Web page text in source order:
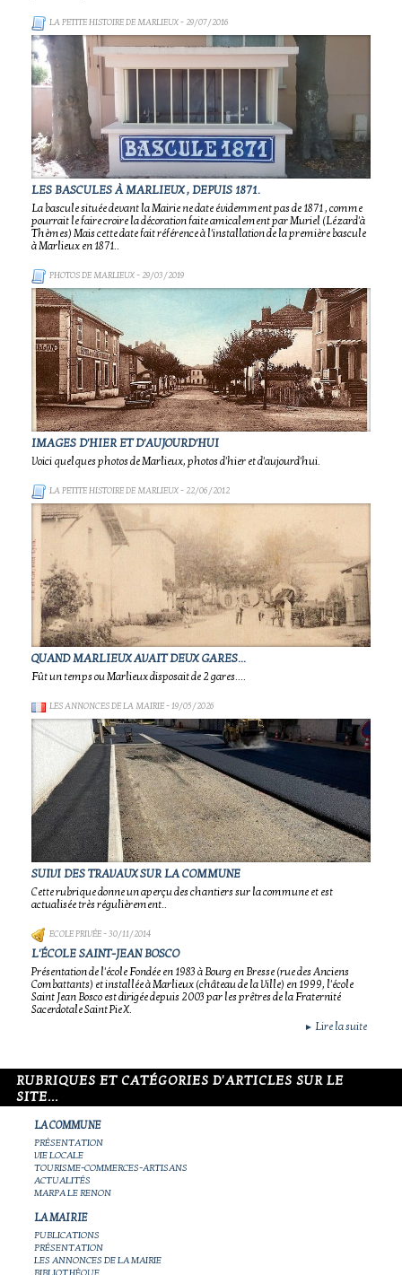
LA PETITE HISTOIRE DE MARLIEUX- 29/07/2016
LES BASCULES À MARLIEUX , DEPUIS 1871.
La bascule située devant la Mairie ne date évidemment pas de 1871 , comme
pourrait le faire croire la décoration faite amicalement par Muriel (Lézard'à
Thèmes) Mais cette date fait référence à l'installation de la première bascule
à Marlieux en 1871..
PHOTOS DE MARLIEUX- 29/03/2019
IMAGES D'HIER ET D'AUJOURD'HUI
Voici quelques photos de Marlieux, photos d'hier et d'aujourd'hui.
LA PETITE HISTOIRE DE MARLIEUX- 22/06/2012
QUAND MARLIEUX AVAIT DEUX GARES...
Fût un temps ou Marlieux disposait de 2 gares....
LES ANNONCES DE LA MAIRIE- 19/05/2026
SUIVI DES TRAVAUX SUR LA COMMUNE
Cette rubrique donne un aperçu des chantiers sur la commune et est
actualisée très régulièrement..
ECOLE PRIVÉE- 30/11/2014
L'ÉCOLE SAINT-JEAN BOSCO
Présentation de l'école Fondée en 1983 à Bourg en Bresse (rue des Anciens
Combattants) et installée à Marlieux (château de la Ville) en 1999, l'école
Saint Jean Bosco est dirigée depuis 2003 par les prêtres de la Fraternité
Sacerdotale Saint Pie X.
► Lire la suite
RUBRIQUES ET CATÉGORIES D'ARTICLES SUR LE
SITE...
LA COMMUNE
PRÉSENTATION
VIE LOCALE
TOURISME-COMMERCES-ARTISANS
ACTUALITÉS
MARPA LE RENON
LA MAIRIE
PUBLICATIONS
PRÉSENTATION
LES ANNONCES DE LA MAIRIE